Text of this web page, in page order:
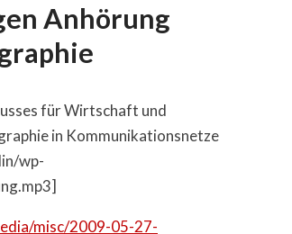
Anhörung
für Wirtschaft und
in Kommunikationsnetze
wp-
misc/2009-05-27-